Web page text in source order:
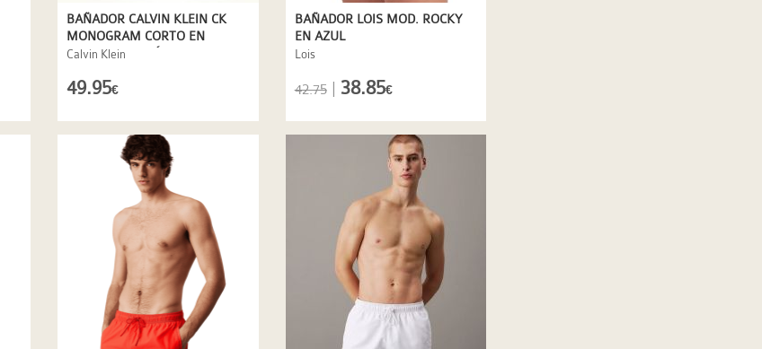
BAÑADOR CALVIN KLEIN CK
MONOGRAM CORTO EN
AMARILLO LIMÓN
Calvin Klein
49.95€
BAÑADOR LOIS MOD. ROCKY
EN AZUL
Lois
42.75| 38.85€